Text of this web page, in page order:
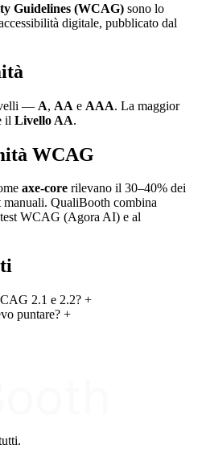
Guidelines (WCAG) sono lo
digitale, pubblicato dal
— A, AA e AAA. La maggior
il Livello AA.
WCAG
axe-core rilevano il 30–40% dei
QualiBooth combina
WCAG (Agora AI) e al
2.1 e 2.2? +
puntare? +